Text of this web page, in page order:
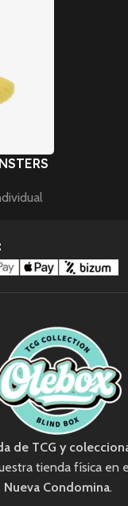
:
de TCG y
tienda física en
Nueva Condomina.